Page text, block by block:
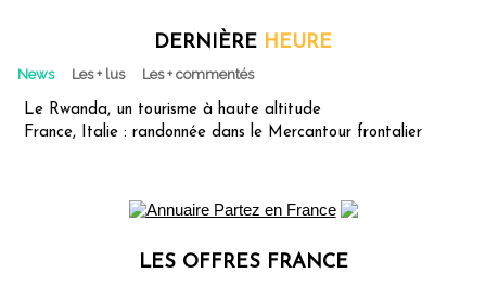
DERNIÈRE HEURE
News Les + lus Les + commentés
Le Rwanda, un tourisme à haute altitude
France, Italie : randonnée dans le Mercantour frontalier
LES OFFRES FRANCE